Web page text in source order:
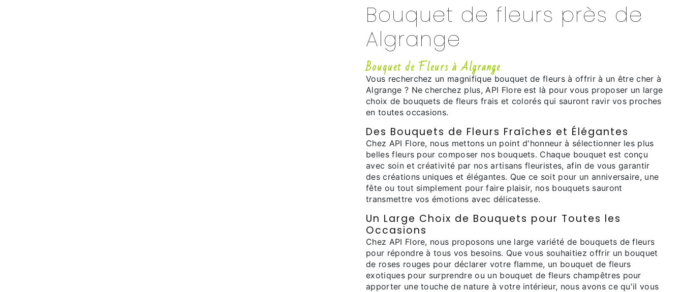
Bouquet de fleurs près de
Algrange
Bouquet de Fleurs à Algrange
Vous recherchez un magnifique bouquet de fleurs à offrir à un être cher à
Algrange ? Ne cherchez plus, API Flore est là pour vous proposer un large
choix de bouquets de fleurs frais et colorés qui sauront ravir vos proches
en toutes occasions.
Des Bouquets de Fleurs Fraîches et Élégantes
Chez API Flore, nous mettons un point d'honneur à sélectionner les plus
belles fleurs pour composer nos bouquets. Chaque bouquet est conçu
avec soin et créativité par nos artisans fleuristes, afin de vous garantir
des créations uniques et élégantes. Que ce soit pour un anniversaire, une
fête ou tout simplement pour faire plaisir, nos bouquets sauront
transmettre vos émotions avec délicatesse.
Un Large Choix de Bouquets pour Toutes les
Occasions
Chez API Flore, nous proposons une large variété de bouquets de fleurs
pour répondre à tous vos besoins. Que vous souhaitiez offrir un bouquet
de roses rouges pour déclarer votre flamme, un bouquet de fleurs
exotiques pour surprendre ou un bouquet de fleurs champêtres pour
apporter une touche de nature à votre intérieur, nous avons ce qu'il vous